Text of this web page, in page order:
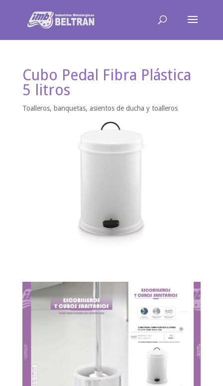
Cubo Pedal Fibra Plástica
5 litros
Toalleros, banquetas, asientos de ducha y toalleros